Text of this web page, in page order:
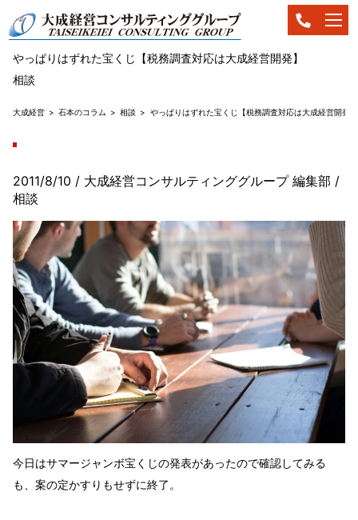
やっぱりはずれた宝くじ【税務調査対応は大成経営開発】
相談
大成経営 石本のコラム 相談 やっぱりはずれた宝くじ【税務調査対応は大成経営開発】
2011/8/10 / 大成経営コンサルティンググループ 編集部 /
相談
今日はサマージャンボ宝くじの発表があったので確認してみる
も、案の定かすりもせずに終了。